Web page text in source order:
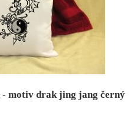
- motiv drak jing jang černý